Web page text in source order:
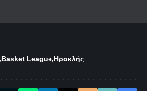
Basket League Ηρακλής